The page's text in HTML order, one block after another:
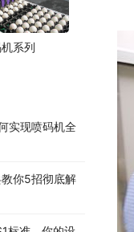
系列
实现喷码机全
你5招彻底解